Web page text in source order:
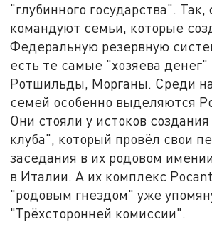
"глубинного государства".
командуют семьи, которые
Федеральную резервную
есть те самые "хозяева
Ротшильды, Морганы. Среди
семей особенно выделяются
Они стояли у истоков
клуба", который провёл свои
заседания в их родовом
в Италии. А их комплекс
"родовым гнездом" уже
"Трёхсторонней комиссии".